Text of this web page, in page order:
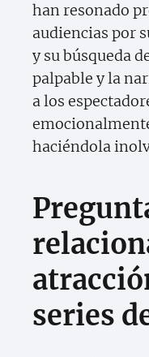
han resonado
audiencias por
y su búsqueda
palpable y la
a los
haciéndola
series